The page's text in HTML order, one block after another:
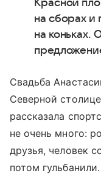
Красной
на сборах и
на коньках.
Свадьба
Северной
рассказала
не очень много:
друзья, человек
потом